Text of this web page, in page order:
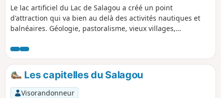
Le lac artificiel du Lac de Salagou a créé un point
d'attraction qui va bien au delà des activités nautiques et
balnéaires. Géologie, pastoralisme, vieux villages,
redevenue paisible en fin d'été.
Les capitelles du Salagou
Visorandonneur